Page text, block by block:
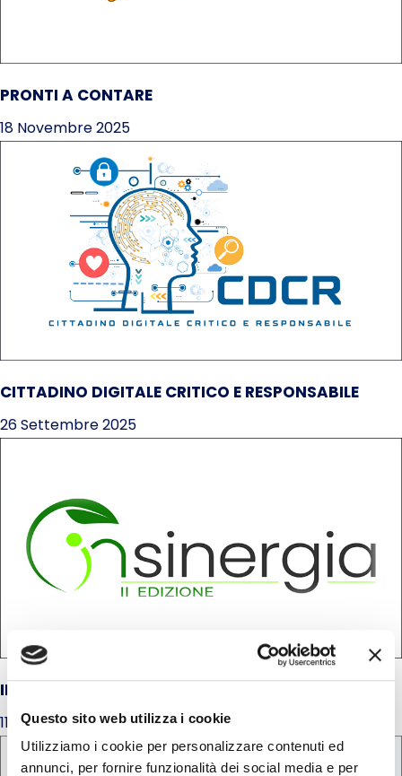
Questo sito web utilizza i cookie
Utilizziamo i cookie per personalizzare contenuti ed
annunci, per fornire funzionalità dei social media e per
PRONTI A CONTARE
18 Novembre 2025
CITTADINO DIGITALE CRITICO E RESPONSABILE
26 Settembre 2025
IN SINERGIA
11 Settembre 2025